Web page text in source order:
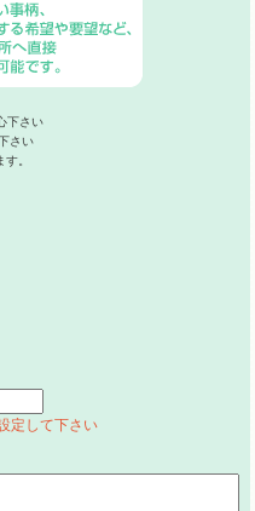
下さい
さい
。
定して下さい